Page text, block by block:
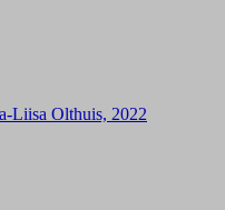
Liisa Olthuis, 2022